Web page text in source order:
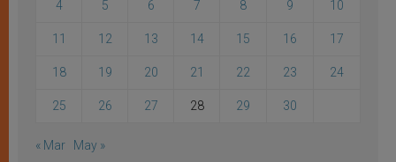
4 5 6 7 8 9 10
11 12 13 14 15 16 17
18 19 20 21 22 23 24
25 26 27 28 29 30
« Mar May »